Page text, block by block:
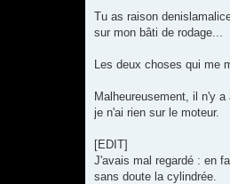
Tu as raison
sur mon bâti de rodage...
Les deux choses qui me
Malheureusement, il n'y
je n'ai rien sur le moteur.
[EDIT]
J'avais mal regardé : en
sans doute la cylindrée.